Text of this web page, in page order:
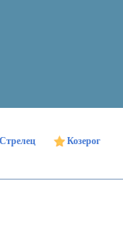
Стрелец
Козерог